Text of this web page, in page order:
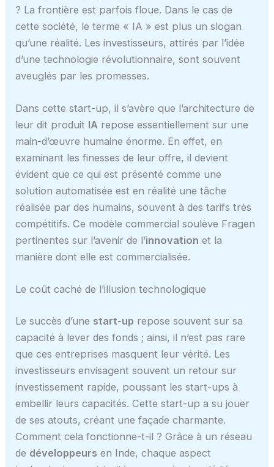
? La frontière est parfois floue. Dans le cas de
cette société, le terme « IA » est plus un slogan
qu’une réalité. Les investisseurs, attirés par l’idée
d’une technologie révolutionnaire, sont souvent
aveuglés par les promesses.
Dans cette start-up, il s’avère que l’architecture de
leur dit produit IA repose essentiellement sur une
main-d’œuvre humaine énorme. En effet, en
examinant les finesses de leur offre, il devient
évident que ce qui est présenté comme une
solution automatisée est en réalité une tâche
réalisée par des humains, souvent à des tarifs très
compétitifs. Ce modèle commercial soulève Fragen
pertinentes sur l’avenir de l’innovation et la
manière dont elle est commercialisée.
Le coût caché de l’illusion technologique
Le succès d’une start-up repose souvent sur sa
capacité à lever des fonds ; ainsi, il n’est pas rare
que ces entreprises masquent leur vérité. Les
investisseurs envisagent souvent un retour sur
investissement rapide, poussant les start-ups à
embellir leurs capacités. Cette start-up a su jouer
de ses atouts, créant une façade charmante.
Comment cela fonctionne-t-il ? Grâce à un réseau
de développeurs en Inde, chaque aspect